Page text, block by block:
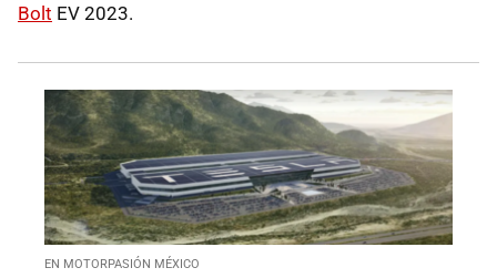
Bolt EV 2023.
EN MOTORPASIÓN MÉXICO